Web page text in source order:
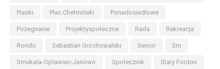
Piaski Plac Chełmiński Ponadosiedlowe
Pożegnanie Projektyspołeczne Rada Rekreacja
Rondo Sebastian Grochowalski Senior Sm
Smukała-Opławiec-Janowo Społecznik Stary Fordon